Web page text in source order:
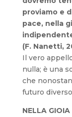
proviamo e
pace, nella
(F. Nanetti,
Il vero
nulla; è una
che
futuro
NELLA